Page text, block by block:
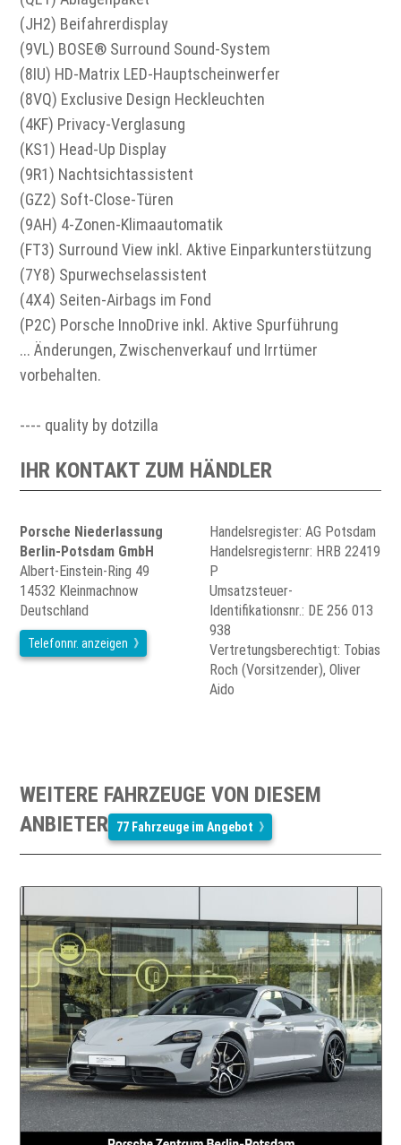
(JH2) Beifahrerdisplay
(9VL) BOSE® Surround Sound-System
(8IU) HD-Matrix LED-Hauptscheinwerfer
(8VQ) Exclusive Design Heckleuchten
(4KF) Privacy-Verglasung
(KS1) Head-Up Display
(9R1) Nachtsichtassistent
(GZ2) Soft-Close-Türen
(9AH) 4-Zonen-Klimaautomatik
(FT3) Surround View inkl. Aktive Einparkunterstützung
(7Y8) Spurwechselassistent
(4X4) Seiten-Airbags im Fond
(P2C) Porsche InnoDrive inkl. Aktive Spurführung
... Änderungen, Zwischenverkauf und Irrtümer
vorbehalten.
---- quality by dotzilla
IHR KONTAKT ZUM HÄNDLER
Porsche Niederlassung
Berlin-Potsdam GmbH
Albert-Einstein-Ring 49
14532 Kleinmachnow
Deutschland
Telefonnr. anzeigen
Handelsregister: AG Potsdam
Handelsregisternr: HRB 22419
P
Umsatzsteuer-
Identifikationsnr.: DE 256 013
938
Vertretungsberechtigt: Tobias
Roch (Vorsitzender), Oliver
Aido
WEITERE FAHRZEUGE VON DIESEM
ANBIETER 77 Fahrzeuge im Angebot